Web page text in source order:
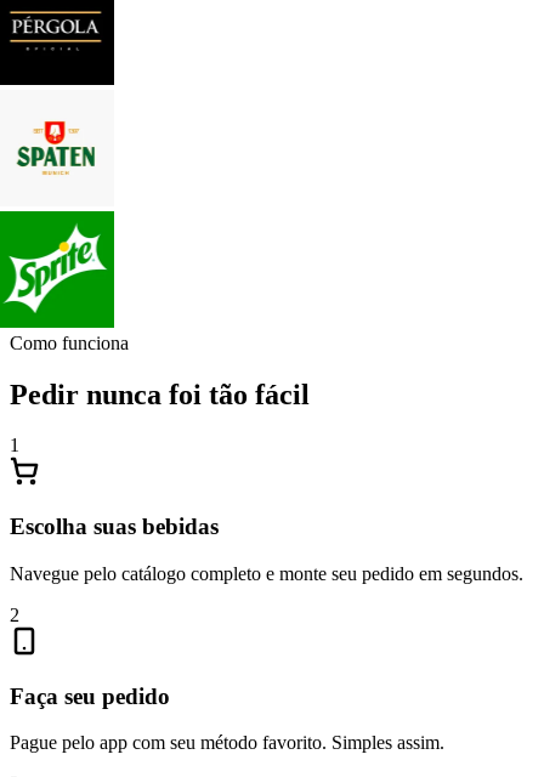
Como funciona
Pedir nunca foi tão fácil
1
Escolha suas bebidas
Navegue pelo catálogo completo e monte seu pedido em segundos.
2
Faça seu pedido
Pague pelo app com seu método favorito. Simples assim.